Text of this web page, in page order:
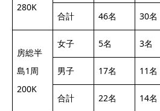
280K
合計 46名 30名
房総半
島1周
200K
女子 5名 3名
男子 17名 11名
合計 22名 14名